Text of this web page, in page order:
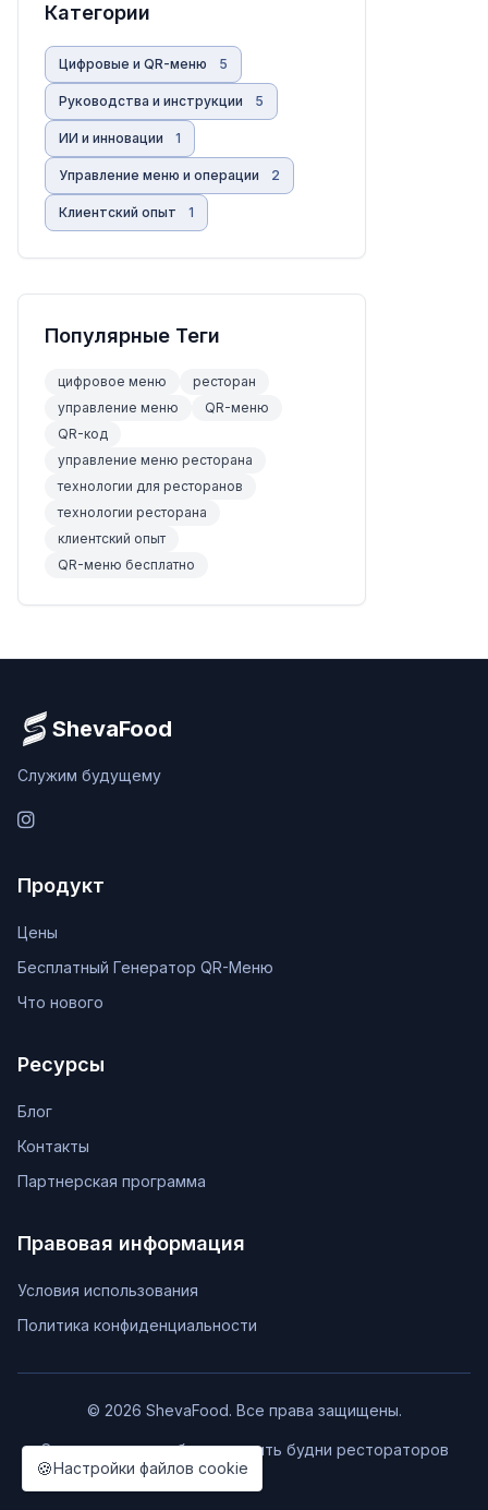
Категории
Цифровые и QR-меню 5
Руководства и инструкции 5
ИИ и инновации 1
Управление меню и операции 2
Клиентский опыт 1
Популярные Теги
цифровое меню
ресторан
управление меню
QR-меню
QR-код
управление меню ресторана
технологии для ресторанов
технологии ресторана
клиентский опыт
QR-меню бесплатно
ShevaFood
Служим будущему
Instagram
Продукт
Цены
Бесплатный Генератор QR-Меню
Что нового
Ресурсы
Блог
Контакты
Партнерская программа
Правовая информация
Условия использования
Политика конфиденциальности
© 2026 ShevaFood. Все права защищены.
Сделано с ❤️, чтобы упростить будни рестораторов
🍪Настройки файлов cookie